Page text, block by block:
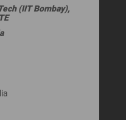
(IIT Bombay),